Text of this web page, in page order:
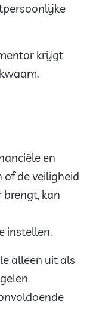
krijgt
en
of de veiligheid
brengt, kan
instellen.
alleen uit als